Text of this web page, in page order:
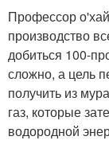
Профессор
производство
добиться 100-
сложно, а цель
получить из
газ, которые
водородной